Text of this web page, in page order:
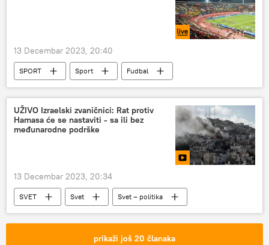
13 Decembar 2023, 20:40
SPORT Sport
Fudbal
Liga šampiona
FK Crvena zvezda
Mančester siti
UŽIVO Izraelski zvaničnici: Rat protiv
Hamasa će se nastaviti - sa ili bez
međunarodne podrške
13 Decembar 2023, 20:34
SVET Svet
Svet – politika
izraelsko-palestinski sukob
Izrael
prikaži još 20 članaka